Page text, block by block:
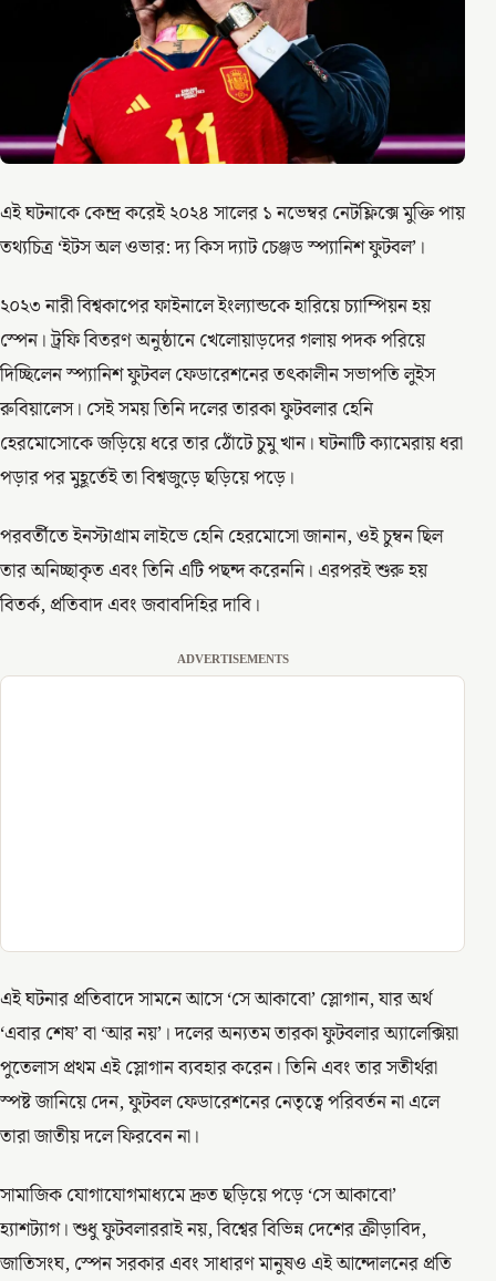
এই ঘটনাকে কেন্দ্র করেই ২০২৪ সালের ১ নভেম্বর নেটফ্লিক্সে মুক্তি পায়
তথ্যচিত্র ‘ইটস অল ওভার: দ্য কিস দ্যাট চেঞ্জড স্প্যানিশ ফুটবল’।
২০২৩ নারী বিশ্বকাপের ফাইনালে ইংল্যান্ডকে হারিয়ে চ্যাম্পিয়ন হয়
স্পেন। ট্রফি বিতরণ অনুষ্ঠানে খেলোয়াড়দের গলায় পদক পরিয়ে
দিচ্ছিলেন স্প্যানিশ ফুটবল ফেডারেশনের তৎকালীন সভাপতি লুইস
রুবিয়ালেস। সেই সময় তিনি দলের তারকা ফুটবলার হেনি
হেরমোসোকে জড়িয়ে ধরে তার ঠোঁটে চুমু খান। ঘটনাটি ক্যামেরায় ধরা
পড়ার পর মুহূর্তেই তা বিশ্বজুড়ে ছড়িয়ে পড়ে।
পরবর্তীতে ইনস্টাগ্রাম লাইভে হেনি হেরমোসো জানান, ওই চুম্বন ছিল
তার অনিচ্ছাকৃত এবং তিনি এটি পছন্দ করেননি। এরপরই শুরু হয়
বিতর্ক, প্রতিবাদ এবং জবাবদিহির দাবি।
ADVERTISEMENTS
এই ঘটনার প্রতিবাদে সামনে আসে ‘সে আকাবো’ স্লোগান, যার অর্থ
‘এবার শেষ’ বা ‘আর নয়’। দলের অন্যতম তারকা ফুটবলার অ্যালেক্সিয়া
পুতেলাস প্রথম এই স্লোগান ব্যবহার করেন। তিনি এবং তার সতীর্থরা
স্পষ্ট জানিয়ে দেন, ফুটবল ফেডারেশনের নেতৃত্বে পরিবর্তন না এলে
তারা জাতীয় দলে ফিরবেন না।
সামাজিক যোগাযোগমাধ্যমে দ্রুত ছড়িয়ে পড়ে ‘সে আকাবো’
হ্যাশট্যাগ। শুধু ফুটবলাররাই নয়, বিশ্বের বিভিন্ন দেশের ক্রীড়াবিদ,
জাতিসংঘ, স্পেন সরকার এবং সাধারণ মানুষও এই আন্দোলনের প্রতি